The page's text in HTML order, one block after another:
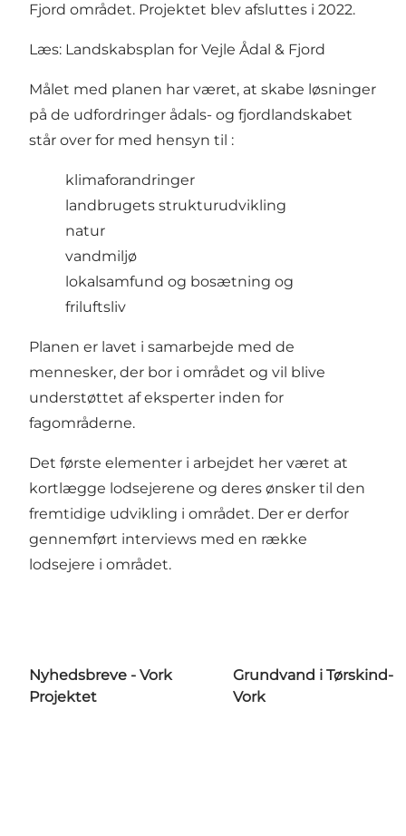
Fjord området. Projektet blev afsluttes i 2022.
Læs: Landskabsplan for Vejle Ådal & Fjord
Målet med planen har været, at skabe løsninger
på de udfordringer ådals- og fjordlandskabet
står over for med hensyn til :
klimaforandringer
landbrugets strukturudvikling
natur
vandmiljø
lokalsamfund og bosætning og
friluftsliv
Planen er lavet i samarbejde med de
mennesker, der bor i området og vil blive
understøttet af eksperter inden for
fagområderne.
Det første elementer i arbejdet her været at
kortlægge lodsejerene og deres ønsker til den
fremtidige udvikling i området. Der er derfor
gennemført interviews med en række
lodsejere i området.
Nyhedsbreve - Vork
Projektet
Grundvand i Tørskind-
Vork